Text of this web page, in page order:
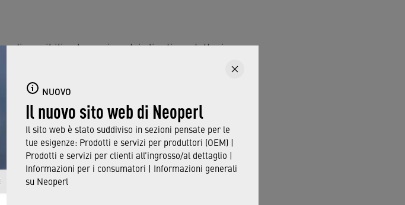
NUOVO
Il nuovo sito web di Neoperl
Il sito web è stato suddiviso in sezioni pensate per le
tue esigenze: Prodotti e servizi per produttori (OEM) |
Prodotti e servizi per clienti all’ingrosso/al dettaglio |
Informazioni per i consumatori | Informazioni generali
su Neoperl
disponibili solo per i nostri clienti produttori
punti come filtri.
disponibili in diverse categorie di portata.
(M22/M24) e TT (M18).
funzione SLC, puoi strofinare via con facilità i